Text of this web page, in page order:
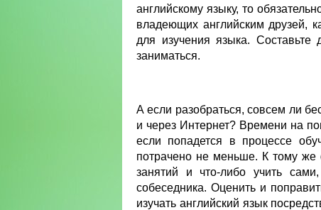
английскому языку, то
владеющих английским друзей,
для изучения языка.
заниматься.
А если разобраться, совсем ли
и через Интернет? Времени на
если попадется в процессе
потрачено не меньше. К тому же
занятий и что-либо учить
собеседника. Оценить и
изучать английский язык